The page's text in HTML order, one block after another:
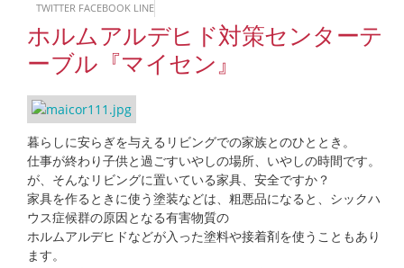
TWITTER FACEBOOK LINE
ホルムアルデヒド対策センターテ
ーブル『マイセン』
暮らしに安らぎを与えるリビングでの家族とのひととき。
仕事が終わり子供と過ごすいやしの場所、いやしの時間です。
が、そんなリビングに置いている家具、安全ですか？
家具を作るときに使う塗装などは、粗悪品になると、シックハ
ウス症候群の原因となる有害物質の
ホルムアルデヒドなどが入った塗料や接着剤を使うこともあり
ます。